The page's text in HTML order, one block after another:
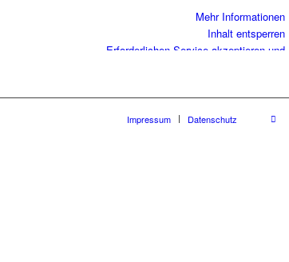
Mehr Informationen
Inhalt entsperren
Erforderlichen Service akzeptieren und
Impressum Datenschutz